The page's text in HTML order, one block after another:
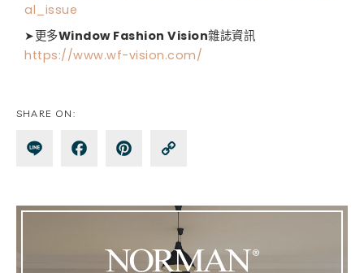
al_issue
➤更多Window Fashion Vision雜誌資訊
https://www.wf-vision.com/
SHARE ON:
Lin Fa Pin